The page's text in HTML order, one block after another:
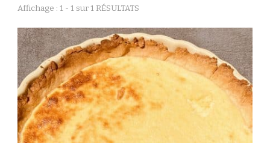
Affichage : 1 - 1 sur 1 RÉSULTATS